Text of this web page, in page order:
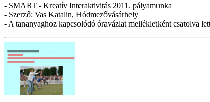
- SMART - Kreatív Interaktivitás 2011. pályamunka
- Szerző: Vas Katalin, Hódmezővásárhely
- A tananyaghoz kapcsolódó óravázlat mellékletként csatolva